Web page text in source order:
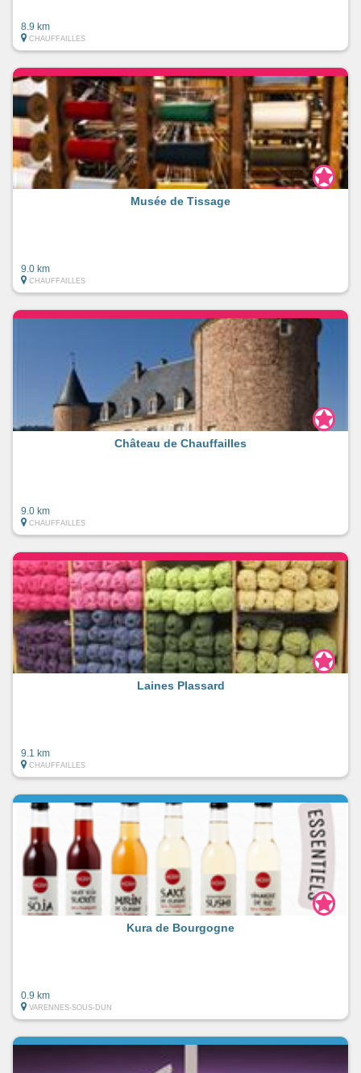
8.9 km
CHAUFFAILLES
Musée de Tissage
9.0 km
CHAUFFAILLES
Château de Chauffailles
9.0 km
CHAUFFAILLES
Laines Plassard
9.1 km
CHAUFFAILLES
Kura de Bourgogne
0.9 km
VARENNES-SOUS-DUN